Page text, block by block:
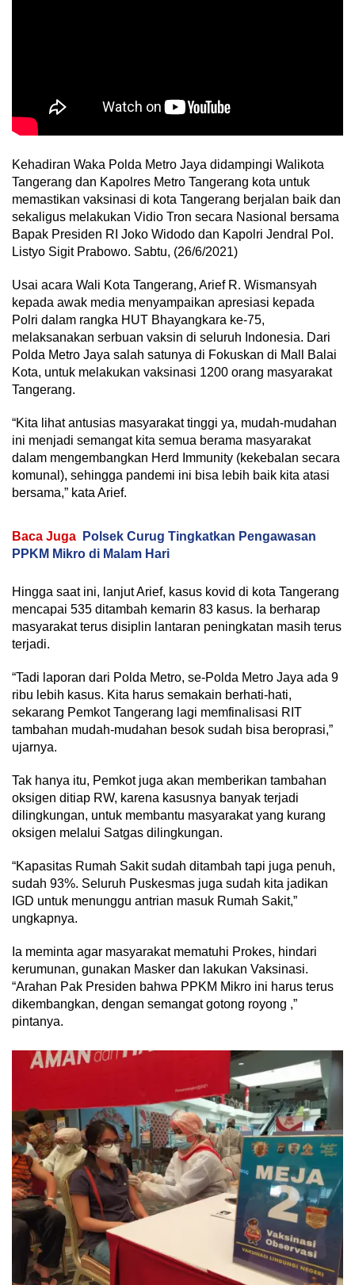
Kehadiran Waka Polda Metro Jaya didampingi Walikota
Tangerang dan Kapolres Metro Tangerang kota untuk
memastikan vaksinasi di kota Tangerang berjalan baik dan
sekaligus melakukan Vidio Tron secara Nasional bersama
Bapak Presiden RI Joko Widodo dan Kapolri Jendral Pol.
Listyo Sigit Prabowo. Sabtu, (26/6/2021)
Usai acara Wali Kota Tangerang, Arief R. Wismansyah
kepada awak media menyampaikan apresiasi kepada
Polri dalam rangka HUT Bhayangkara ke-75,
melaksanakan serbuan vaksin di seluruh Indonesia. Dari
Polda Metro Jaya salah satunya di Fokuskan di Mall Balai
Kota, untuk melakukan vaksinasi 1200 orang masyarakat
Tangerang.
“Kita lihat antusias masyarakat tinggi ya, mudah-mudahan
ini menjadi semangat kita semua berama masyarakat
dalam mengembangkan Herd Immunity (kekebalan secara
komunal), sehingga pandemi ini bisa lebih baik kita atasi
bersama,” kata Arief.
Baca Juga
Polsek Curug Tingkatkan Pengawasan
PPKM Mikro di Malam Hari
Hingga saat ini, lanjut Arief, kasus kovid di kota Tangerang
mencapai 535 ditambah kemarin 83 kasus. Ia berharap
masyarakat terus disiplin lantaran peningkatan masih terus
terjadi.
“Tadi laporan dari Polda Metro, se-Polda Metro Jaya ada 9
ribu lebih kasus. Kita harus semakain berhati-hati,
sekarang Pemkot Tangerang lagi memfinalisasi RIT
tambahan mudah-mudahan besok sudah bisa beroprasi,”
ujarnya.
Tak hanya itu, Pemkot juga akan memberikan tambahan
oksigen ditiap RW, karena kasusnya banyak terjadi
dilingkungan, untuk membantu masyarakat yang kurang
oksigen melalui Satgas dilingkungan.
“Kapasitas Rumah Sakit sudah ditambah tapi juga penuh,
sudah 93%. Seluruh Puskesmas juga sudah kita jadikan
IGD untuk menunggu antrian masuk Rumah Sakit,”
ungkapnya.
Ia meminta agar masyarakat mematuhi Prokes, hindari
kerumunan, gunakan Masker dan lakukan Vaksinasi.
“Arahan Pak Presiden bahwa PPKM Mikro ini harus terus
dikembangkan, dengan semangat gotong royong ,”
pintanya.